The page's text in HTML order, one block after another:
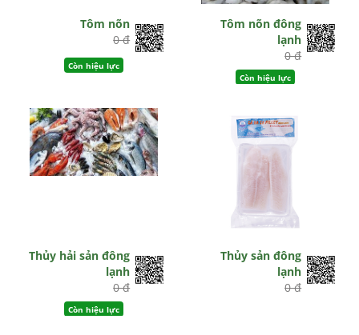
Tôm nõn
0 đ
Còn hiệu lực
Tôm nõn đông
lạnh
0 đ
Còn hiệu lực
Thủy hải sản đông
lạnh
0 đ
Còn hiệu lực
Thủy sản đông
lạnh
0 đ